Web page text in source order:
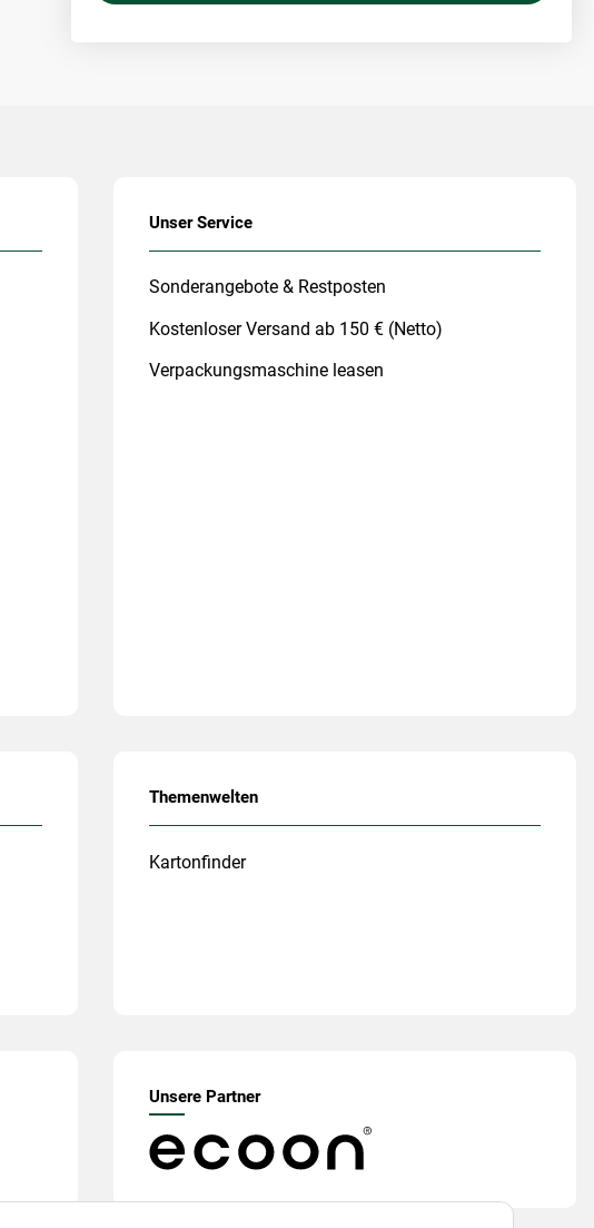
Unser Service
Sonderangebote & Restposten
Kostenloser Versand ab 150 € (Netto)
Verpackungsmaschine leasen
Themenwelten
Kartonfinder
Unsere Partner